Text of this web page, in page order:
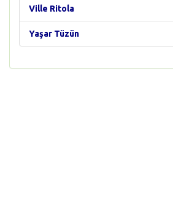
Ville Ritola
Yaşar Tüzün